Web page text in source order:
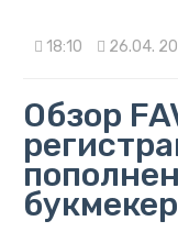
18:10 26.04.
Обзор